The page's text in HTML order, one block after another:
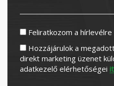
Feliratkozom a hírlevélre
Hozzájárulok a
direkt marketing üzenet
adatkezelő elérhetőségei